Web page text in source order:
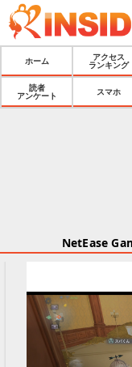
ホーム
アクセス
ランキング
読者
アンケート
スマホ
NetEase